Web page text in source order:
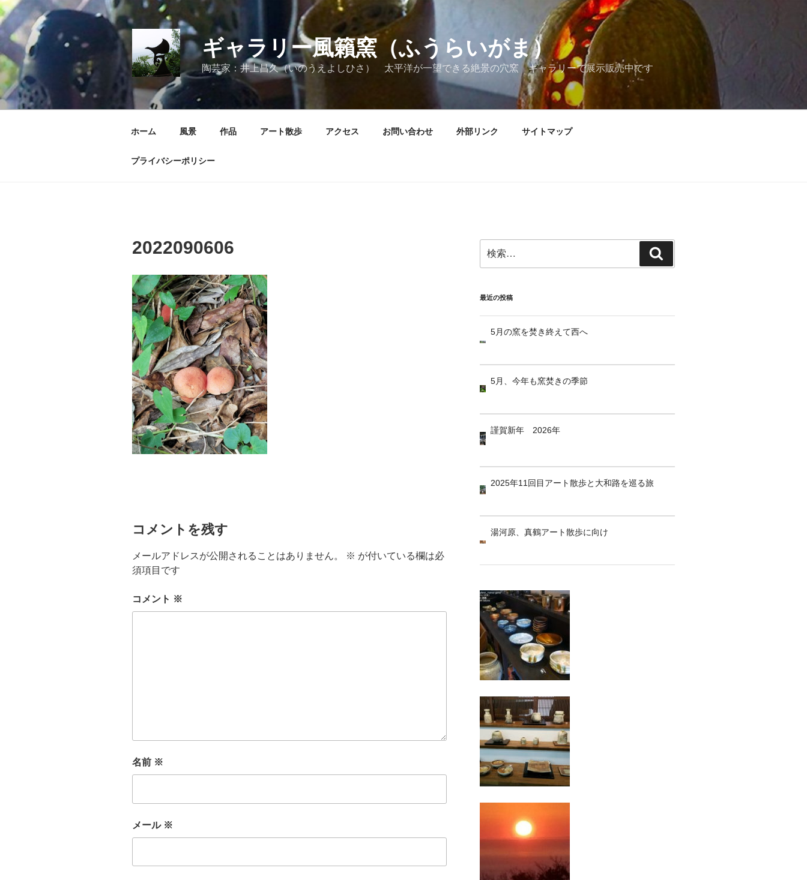
コ
ン
テ
ン
ツ
へ
ス
キ
ギャラリー風籟窯（ふうらいがま）
陶芸家：井上昌久（いのうえよしひさ） 太平洋が一望できる絶景の穴窯 ギャラリーで展示販売中です
ホーム 風景 作品 アート散歩 アクセス お問い合わせ 外部リンク サイトマップ
プライバシーポリシー
2022090606
コメントを残す
メールアドレスが公開されることはありません。 ※ が付いている欄は必
須項目です
コメント ※
名前 ※
メール ※
索:
索
最近の投稿
5月の窯を焚き終えて西へ
5月、今年も窯焚きの季節
謹賀新年 2026年
2025年11回目アート散歩と大和路を巡る旅
湯河原、真鶴アート散歩に向け